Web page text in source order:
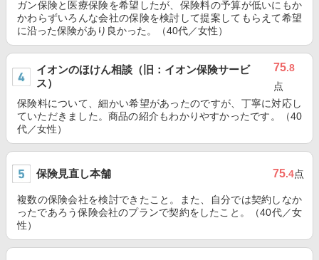
ガン保険と医療保険を希望したが、保険料の予算が低いにもか
かわらずいろんな会社の保険を検討して提案してもらえて希望
に沿った保険があり良かった。（40代／女性）
イオンのほけん相談（旧：イオン保険サービ
ス）
75.8
点
保険料について、細かい希望があったのですが、丁寧に対応し
ていただきました。商品の紹介もわかりやすかったです。（40
代／女性）
保険見直し本舗 75.4点
複数の保険会社を検討できたこと。また、自分では契約しなか
ったであろう保険会社のプランで契約をしたこと。（40代／女
性）